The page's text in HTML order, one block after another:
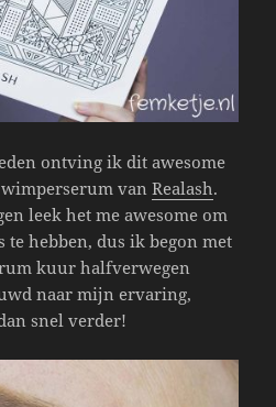
ontving ik dit awesome
wimperserum vanRealash.
leek het me awesome om
hebben, dus ik begon met
kuur halfverwegen
naar mijn ervaring,
snel verder!